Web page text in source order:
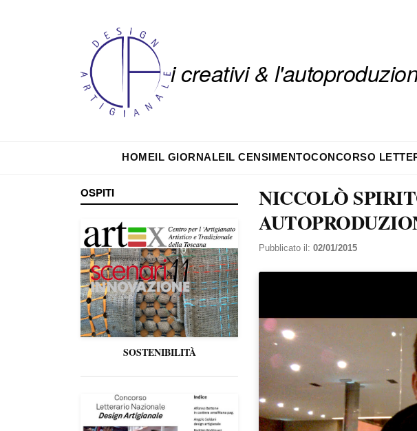
i creativi &
HOMEIL GIORNALEIL CENSIMENTOCONCORSO
OSPITI
SOSTENIBILITÀ
NICCOLÒ
Pubblicato il:02/01/2015